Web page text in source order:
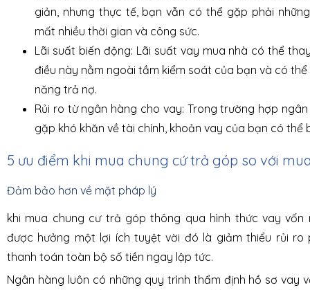
giản, nhưng thực tế, bạn vẫn có thể gặp phải
mất nhiều thời gian và công sức.
Lãi suất biến động: Lãi suất vay mua nhà có thể
điều này nằm ngoài tầm kiểm soát của bạn và có
năng trả nợ.
Rủi ro từ ngân hàng cho vay: Trong trường hợp
gặp khó khăn về tài chính, khoản vay của bạn có thể
5 ưu điểm khi mua chung cứ trả góp so với
Đảm bảo hơn về mặt pháp lý
khi mua chung cư trả góp thông qua hình thức vay vốn
được hưởng một lợi ích tuyệt vời đó là giảm thiểu rủi ro
thanh toán toàn bộ số tiền ngay lập tức.
Ngân hàng luôn có những quy trình thẩm định hồ sơ vay